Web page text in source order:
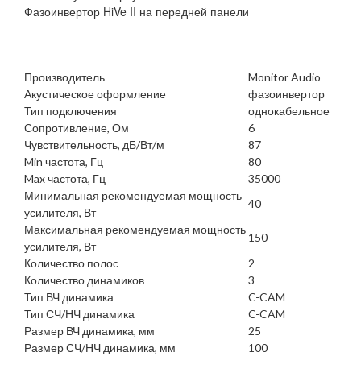
Фазоинвертор HiVe II на передней панели
Производитель
Monitor Audio
Акустическое оформление
фазоинвертор
Тип подключения
однокабельное
Сопротивление, Ом
6
Чувствительность, дБ/Вт/м
87
Min частота, Гц
80
Max частота, Гц
35000
Минимальная рекомендуемая мощность
усилителя, Вт
40
Максимальная рекомендуемая мощность
усилителя, Вт
150
Количество полос
2
Количество динамиков
3
Тип ВЧ динамика
C-CAM
Тип СЧ/НЧ динамика
C-CAM
Размер ВЧ динамика, мм
25
Размер СЧ/НЧ динамика, мм
100